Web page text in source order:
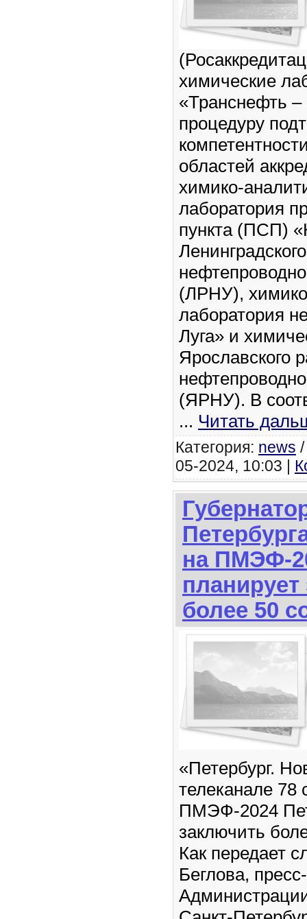
химические
«Транснефть
процедуру
областей
химико-
лаборатория
пункта (ПСП)
(ЛРНУ),
лаборатория
Луга» и
Ярославского
(ЯРНУ). В
... Читать
Категория: news
05-2024, 10:03 |
на ПМЭФ-
более 50
«Петербург.
телеканале 78
ПМЭФ-2024
заключить
Как передает
Беглова,